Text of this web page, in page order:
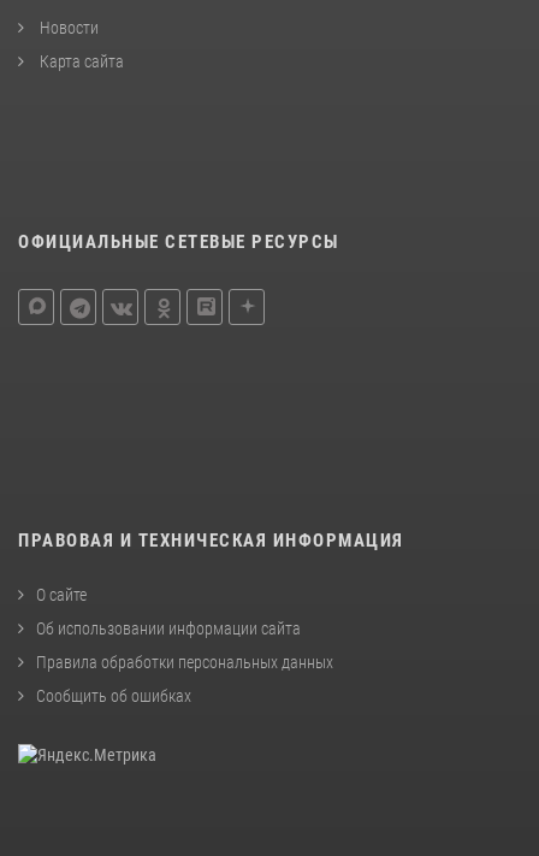
Новости
Карта сайта
ОФИЦИАЛЬНЫЕ СЕТЕВЫЕ РЕСУРСЫ
ПРАВОВАЯ И ТЕХНИЧЕСКАЯ ИНФОРМАЦИЯ
О сайте
Об использовании информации сайта
Правила обработки персональных данных
Сообщить об ошибках